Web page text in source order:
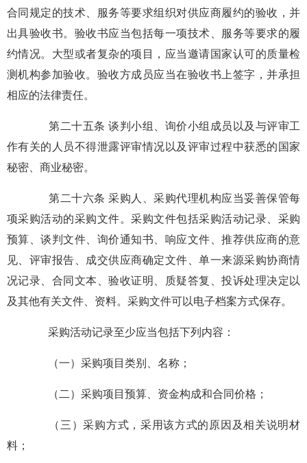
合同规定的技术、服务等要求组织对供应商履约的验收，并
出具验收书。验收书应当包括每一项技术、服务等要求的履
约情况。大型或者复杂的项目，应当邀请国家认可的质量检
测机构参加验收。验收方成员应当在验收书上签字，并承担
相应的法律责任。
第二十五条 谈判小组、询价小组成员以及与评审工
作有关的人员不得泄露评审情况以及评审过程中获悉的国家
秘密、商业秘密。
第二十六条 采购人、采购代理机构应当妥善保管每
项采购活动的采购文件。采购文件包括采购活动记录、采购
预算、谈判文件、询价通知书、响应文件、推荐供应商的意
见、评审报告、成交供应商确定文件、单一来源采购协商情
况记录、合同文本、验收证明、质疑答复、投诉处理决定以
及其他有关文件、资料。采购文件可以电子档案方式保存。
采购活动记录至少应当包括下列内容：
（一）采购项目类别、名称；
（二）采购项目预算、资金构成和合同价格；
（三）采购方式，采用该方式的原因及相关说明材
料；